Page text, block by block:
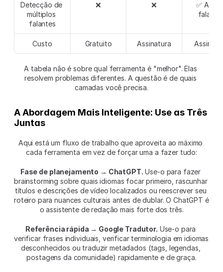
Detecção de
múltiplos
falantes
❌ ❌
✅ Até
Custo Gratuito Assinatura
A tabela não é sobre qual ferramenta é "melhor". Elas
resolvem problemas diferentes. A questão é de quais
camadas você precisa.
A Abordagem Mais Inteligente: Use as Três
Juntas
Aqui está um fluxo de trabalho que aproveita ao máximo
cada ferramenta em vez de forçar uma a fazer tudo:
Fase de planejamento → ChatGPT. Use-o para fazer
brainstorming sobre quais idiomas focar primeiro, rascunhar
títulos e descrições de vídeo localizados ou reescrever seu
roteiro para nuances culturais antes de dublar. O ChatGPT é
o assistente de redação mais forte dos três.
Referência rápida → Google Tradutor. Use-o para
verificar frases individuais, verificar terminologia em idiomas
desconhecidos ou traduzir metadados (tags, legendas,
postagens da comunidade) rapidamente e de graça.